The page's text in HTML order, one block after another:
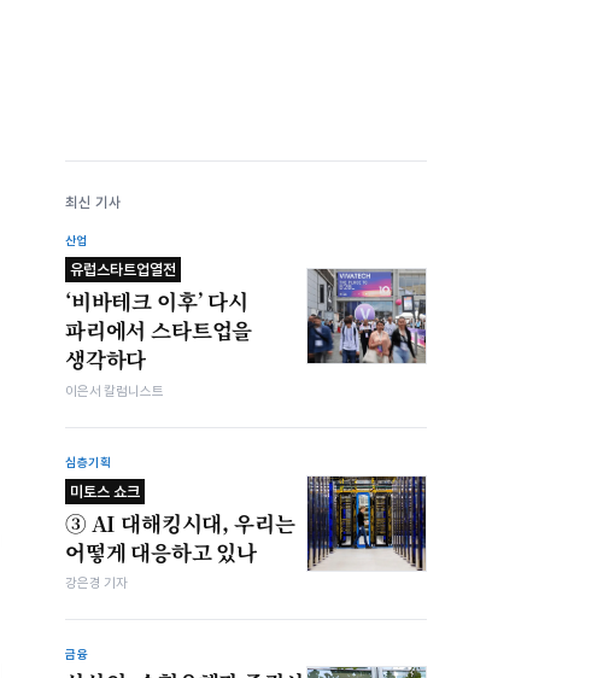
최신 기사
산업
유럽스타트업열전
‘비바테크 이후’ 다시
파리에서 스타트업을
생각하다
이은서 칼럼니스트
심층기획
미토스 쇼크
③ AI 대해킹시대, 우리는
어떻게 대응하고 있나
강은경 기자
금융